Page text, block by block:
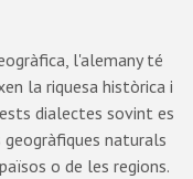
l'alemany té
la riquesa històrica i
dialectes sovint es
naturals
o de les regions.